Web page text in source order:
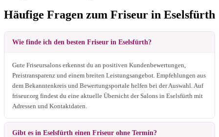
Häufige Fragen zum Friseur in Eselsfürth
Wie finde ich den besten Friseur in Eselsfürth?
Gute Friseursalons erkennst du an positiven Kundenbewertungen,
Preistransparenz und einem breiten Leistungsangebot. Empfehlungen aus
dem Bekanntenkreis und Bewertungsportale helfen bei der Auswahl. Auf
friseur.org findest du eine aktuelle Übersicht der Salons in Eselsfürth mit
Adressen und Kontaktdaten.
Gibt es in Eselsfürth einen Friseur ohne Termin?